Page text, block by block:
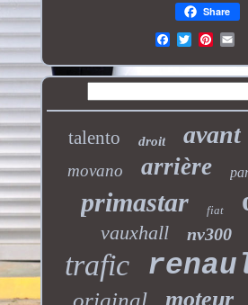
Share
talento droit avant
movano arrière
primastar fiat
vauxhall nv300
trafic
original moteur